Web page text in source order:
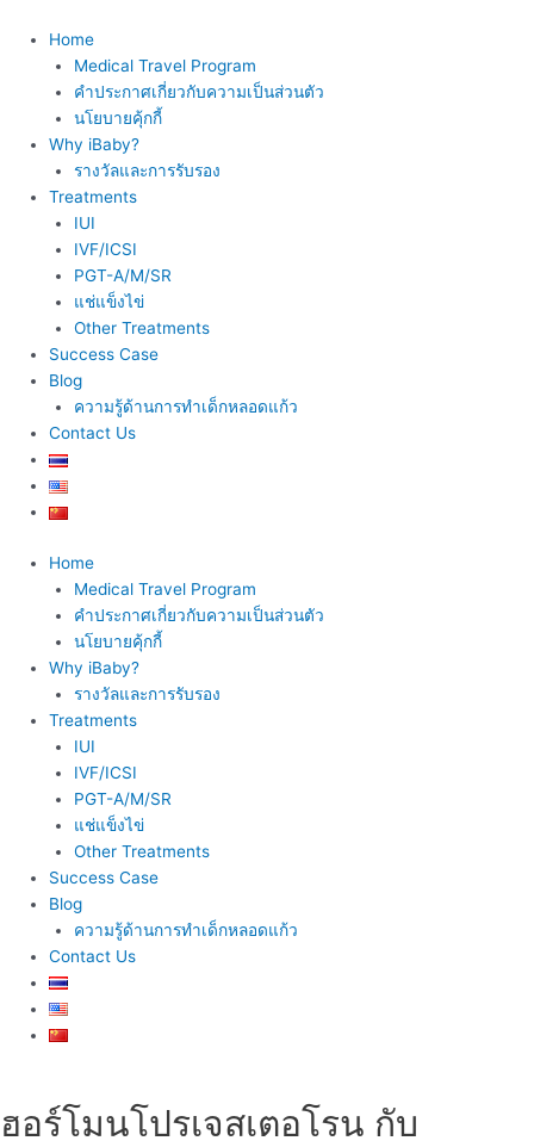
content
Home
Medical Travel Program
คำประกาศเกี่ยวกับความเป็นส่วนตัว
นโยบายคุ้กกี้
Why iBaby?
รางวัลและการรับรอง
Treatments
IUI
IVF/ICSI
PGT-A/M/SR
แช่แข็งไข่
Other Treatments
Success Case
Blog
ความรู้ด้านการทำเด็กหลอดแก้ว
Contact Us
Home
Medical Travel Program
คำประกาศเกี่ยวกับความเป็นส่วนตัว
นโยบายคุ้กกี้
Why iBaby?
รางวัลและการรับรอง
Treatments
IUI
IVF/ICSI
PGT-A/M/SR
แช่แข็งไข่
Other Treatments
Success Case
Blog
ความรู้ด้านการทำเด็กหลอดแก้ว
Contact Us
ฮอร์โมนโปรเจสเตอโรน กับ